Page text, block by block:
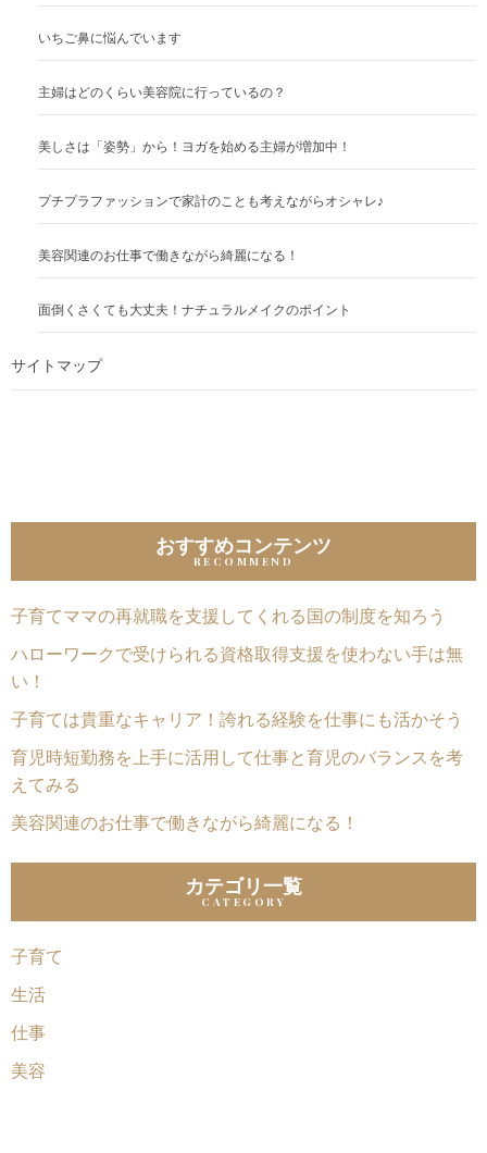
いちご鼻に悩んでいます
主婦はどのくらい美容院に行っているの？
美しさは「姿勢」から！ヨガを始める主婦が増加中！
プチプラファッションで家計のことも考えながらオシャレ♪
美容関連のお仕事で働きながら綺麗になる！
面倒くさくても大丈夫！ナチュラルメイクのポイント
サイトマップ
おすすめコンテンツ
子育てママの再就職を支援してくれる国の制度を知ろう
ハローワークで受けられる資格取得支援を使わない手は無
い！
子育ては貴重なキャリア！誇れる経験を仕事にも活かそう
育児時短勤務を上手に活用して仕事と育児のバランスを考
えてみる
美容関連のお仕事で働きながら綺麗になる！
カテゴリ一覧
子育て
生活
仕事
美容